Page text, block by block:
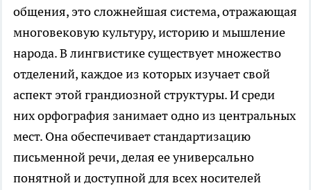
общения, это сложнейшая система, отражающая
многовековую культуру, историю и мышление
народа. В лингвистике существует множество
отделений, каждое из которых изучает свой
аспект этой грандиозной структуры. И среди
них орфография занимает одно из центральных
мест. Она обеспечивает стандартизацию
письменной речи, делая ее универсально
понятной и доступной для всех носителей